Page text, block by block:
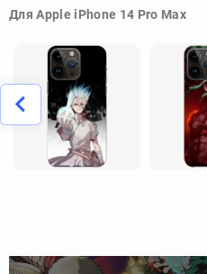
Для Apple iPhone 14 Pro Max